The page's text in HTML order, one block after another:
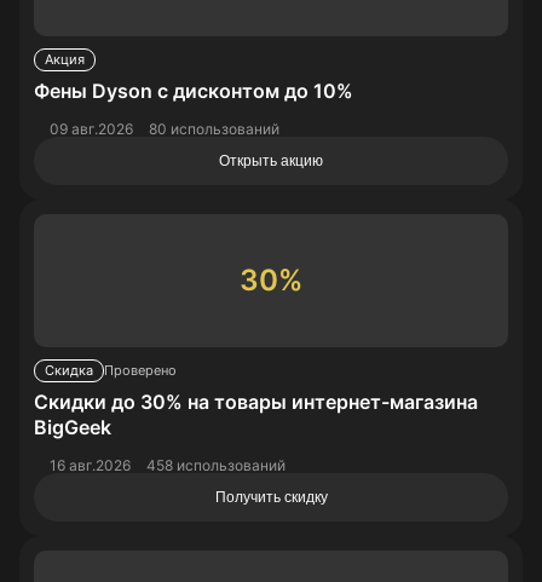
Акция
Фены Dyson с дисконтом до 10%
09 авг.2026 80 использований
Открыть акцию
30%
Скидка Проверено
Скидки до 30% на товары интернет-магазина
BigGeek
16 авг.2026 458 использований
Получить скидку